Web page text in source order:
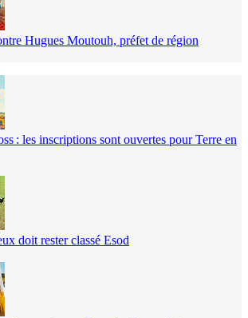
Hugues Moutouh, préfet de région
: les inscriptions sont ouvertes pour Terre en
doit rester classé Esod